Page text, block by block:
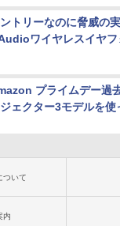
トリーなのに脅威の
ワイヤレスイヤ
プライムデー過
ェクター3モデルを使
ついて
内